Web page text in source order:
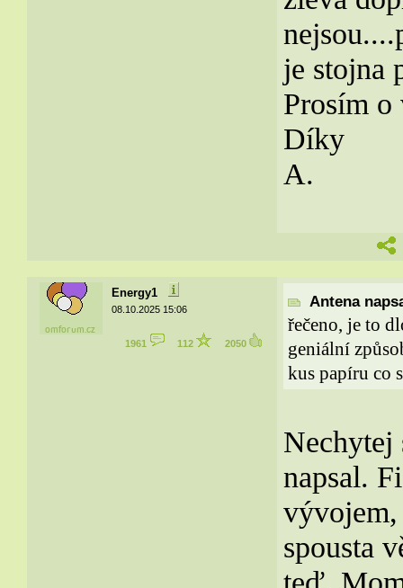
je stojna
Prosím
Díky
A.
Energy1
08.10.2025 15:06
1961 112 2050
Antena
řečeno, je to
geniální
kus papíru co
Nechytej
napsal.
vývojem,
spousta